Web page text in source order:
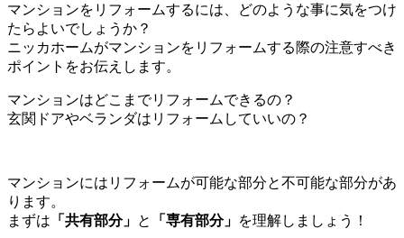
マンションをリフォームするには、どのような事に気をつけ
たらよいでしょうか？
ニッカホームがマンションをリフォームする際の注意すべき
ポイントをお伝えします。
マンションはどこまでリフォームできるの？
玄関ドアやベランダはリフォームしていいの？
マンションにはリフォームが可能な部分と不可能な部分があ
ります。
まずは 「共有部分」 と 「専有部分」 を理解しましょう！